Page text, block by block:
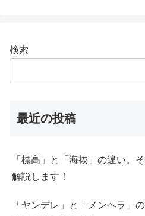
検索
最近の投稿
「標高」と「海抜」の違い。
解説します！
「ヤンデレ」と「メンヘラ」